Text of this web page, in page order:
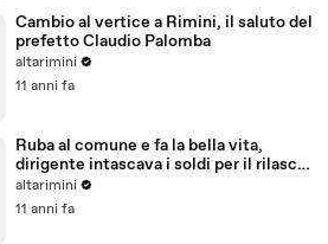
Cambio al vertice a Rimini, il saluto del
prefetto Claudio Palomba
altarimini
11 anni fa
Ruba al comune e fa la bella vita,
dirigente intascava i soldi per il rilascio
delle licenze
altarimini
11 anni fa